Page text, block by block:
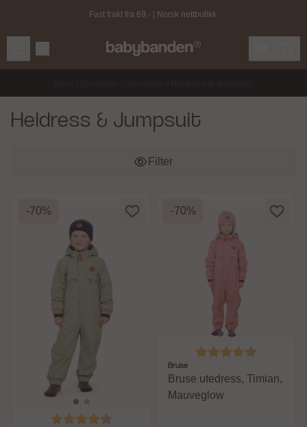
Fast frakt fra 69,- | Norsk nettbutikk
Heldress & Jumpsuit
Filter
-70%
Karakter:
-70%
Karakter:
Bruse
Bruse utedress, Timian,
Mauveglow